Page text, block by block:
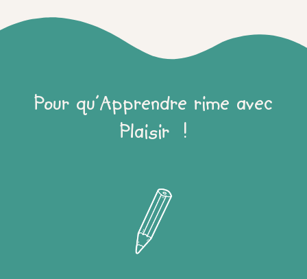
Pour qu'Apprendre rime avec
Plaisir !